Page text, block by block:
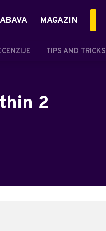
MAGAZIN
TIPS AND TRICKS
2